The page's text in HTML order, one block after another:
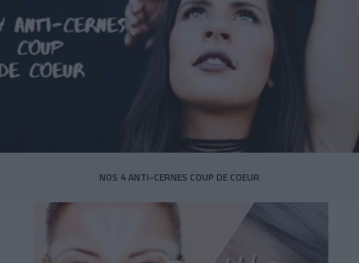
NOS 4 ANTI-CERNES COUP DE COEUR